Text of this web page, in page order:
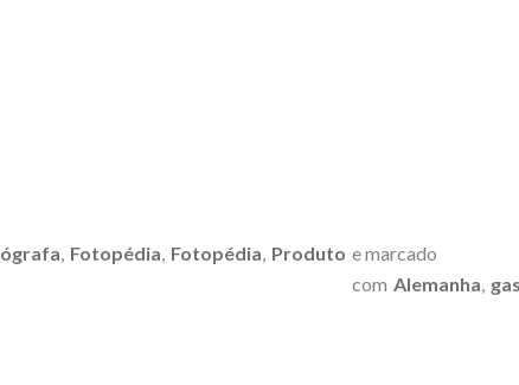
, Fotopédia, Fotopédia, Produto e marcado
com Alemanha,